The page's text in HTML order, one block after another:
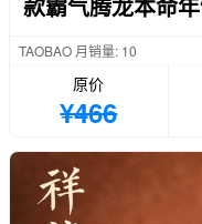
TAOBAO 月销量: 10
原价
¥466